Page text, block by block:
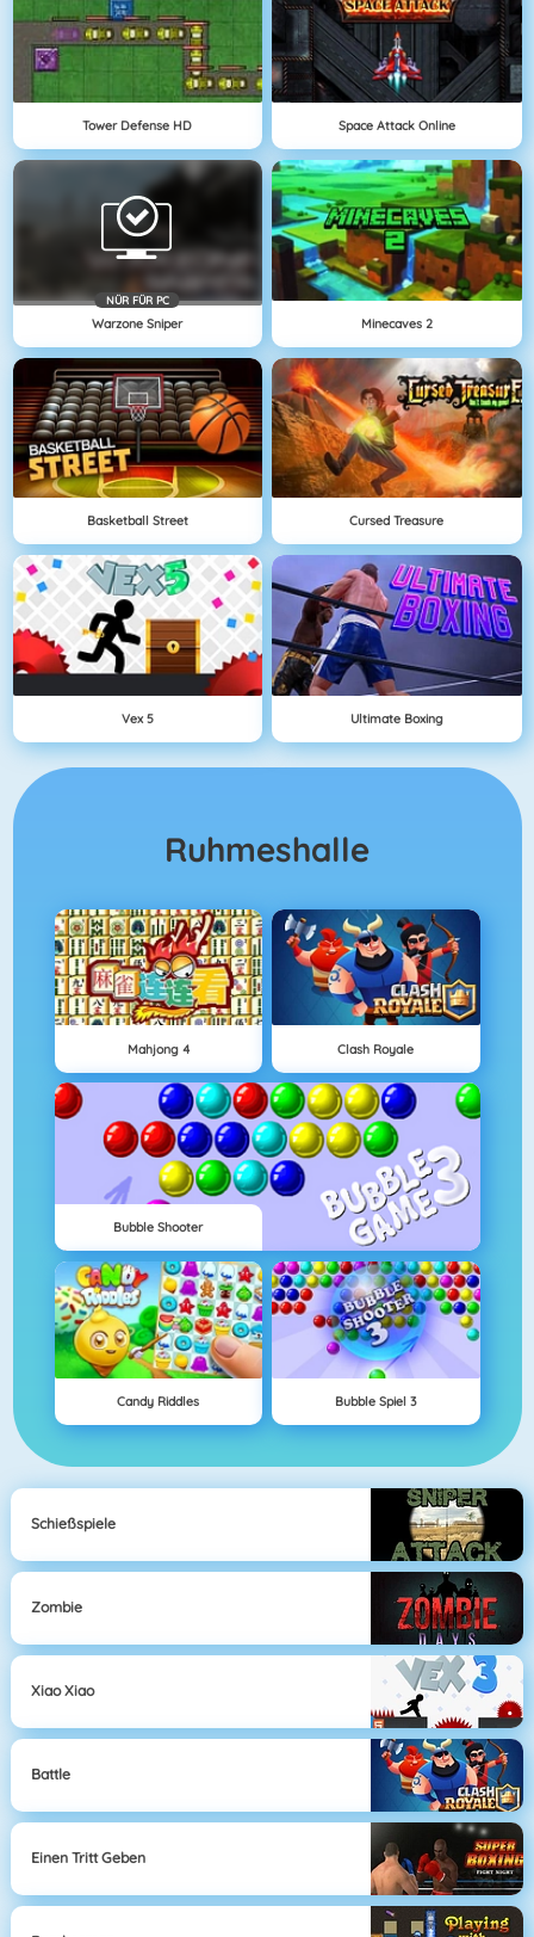
Tower Defense HD Space Attack Online
NÜR FÜR PC
Warzone Sniper Minecaves 2
Basketball Street Cursed Treasure
Vex 5 Ultimate Boxing
Ruhmeshalle
Mahjong 4 Clash Royale
Bubble Shooter
Candy Riddles Bubble Spiel 3
Schießspiele
Zombie
Xiao Xiao
Battle
Einen Tritt Geben